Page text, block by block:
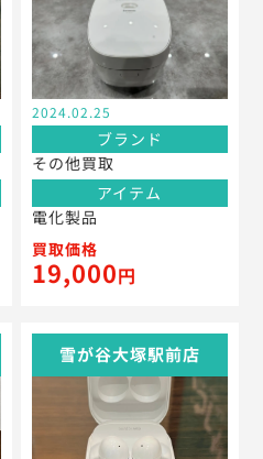
2024.02.25
ブランド
その他買取
アイテム
電化製品
買取価格
19,000円
雪が谷大塚駅前店